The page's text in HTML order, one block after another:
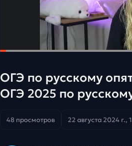
ОГЭ по русскому
ОГЭ 2025 по
48 просмотров 22 августа 2024 г.,